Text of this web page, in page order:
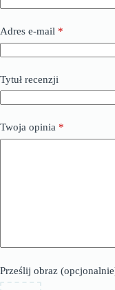
Adres e-mail *
Tytuł recenzji
Twoja opinia *
Prześlij obraz